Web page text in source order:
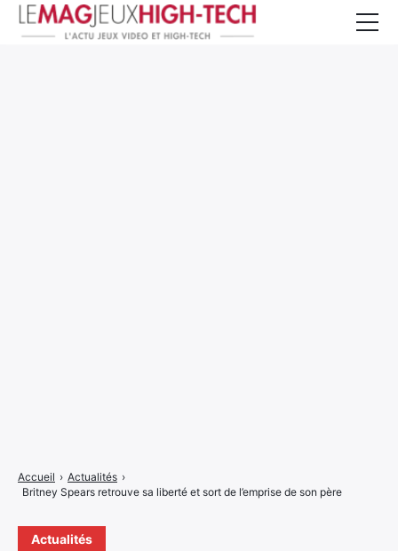
Actualités
Accueil › Actualités ›
Britney Spears retrouve sa liberté et sort de l’emprise de son père